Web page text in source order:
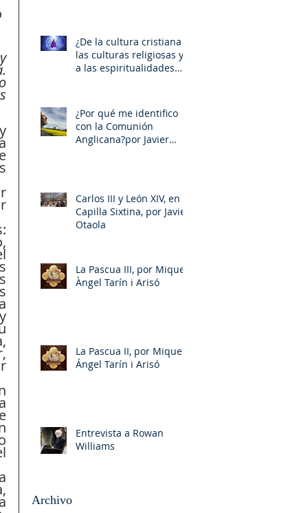
¿De la cultura cristiana a
las culturas religiosas y
a las espiritualidades
¿Por qué me identifico
con la Comunión
Anglicana?por Javier
Carlos III y León XIV, en la
Capilla Sixtina, por Javier
Otaola
La Pascua III, por Miquel-
Àngel Tarín i Arisó
La Pascua II, por Miquel-
Ángel Tarín i Arisó
Entrevista a Rowan
Williams
Archivo